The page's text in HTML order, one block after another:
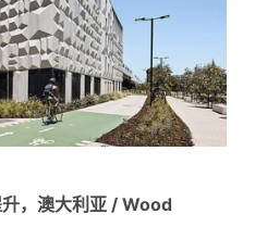
，澳大利亚 / Wood